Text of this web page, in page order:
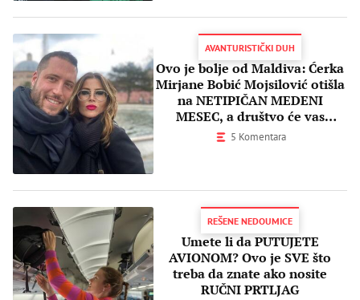
AVANTURISTIČKI DUH
Ovo je bolje od Maldiva: Ćerka
Mirjane Bobić Mojsilović otišla
na NETIPIČAN MEDENI
MESEC, a društvo će vas
iznenaditi
5 Komentara
REŠENE NEDOUMICE
Umete li da PUTUJETE
AVIONOM? Ovo je SVE što
treba da znate ako nosite
RUČNI PRTLJAG